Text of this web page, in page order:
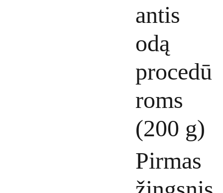
antis
odą
procedū
roms
(200 g)
Pirmas